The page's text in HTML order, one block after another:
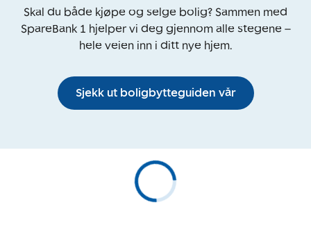
Skal du både kjøpe og selge bolig? Sammen med
SpareBank 1 hjelper vi deg gjennom alle stegene –
hele veien inn i ditt nye hjem.
Sjekk ut boligbytteguiden vår